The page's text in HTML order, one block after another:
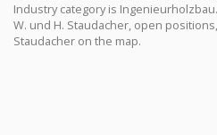
Industry category is
W. und H. Staudacher, open
Staudacher on the map.